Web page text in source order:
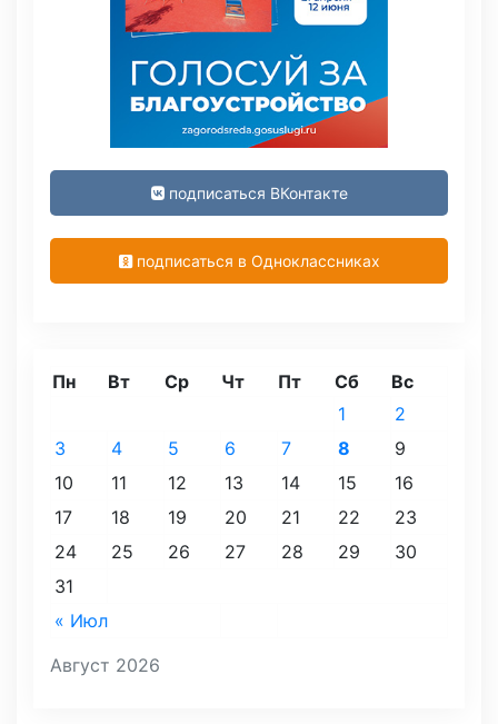
подписаться ВКонтакте
подписаться в Одноклассниках
Август 2026
Пн Вт Ср Чт Пт Сб Вс
« Июл
1
2
3
4 5 6 7 8
9
10
11 12 13 14 15
16
17
18 19 20 21 22
23
24
25 26 27 28 29
30
31